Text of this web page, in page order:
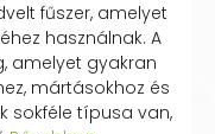
fűszer, amelyet
használnak. A
amelyet gyakran
mártásokhoz és
sokféle típusa van,